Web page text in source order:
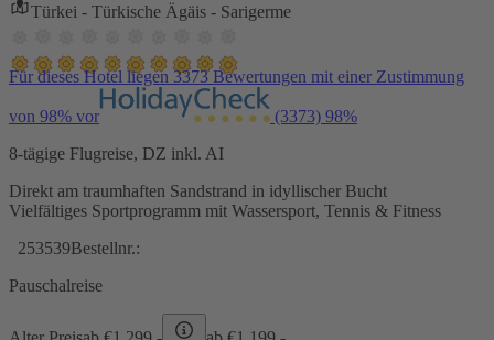
Türkei - Türkische Ägäis - Sarigerme
Für dieses Hotel liegen 3373 Bewertungen mit einer Zustimmung
von 98% vor (3373) 98%
8-tägige Flugreise, DZ inkl. AI
Direkt am traumhaften Sandstrand in idyllischer Bucht
Vielfältiges Sportprogramm mit Wassersport, Tennis & Fitness
253539Bestellnr.:
Pauschalreise